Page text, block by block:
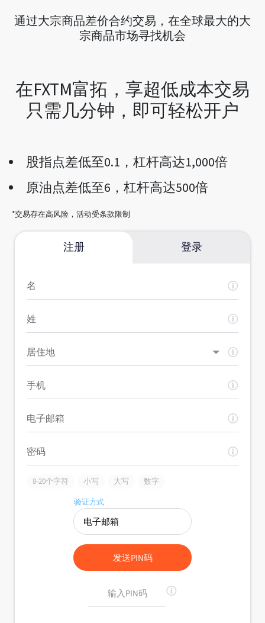
通过大宗商品差价合约交易，在全球最大的大
宗商品市场寻找机会
在FXTM富拓，享超低成本交易
只需几分钟，即可轻松开户
股指点差低至0.1，杠杆高达1,000倍
原油点差低至6，杠杆高达500倍
*交易存在高风险，活动受条款限制